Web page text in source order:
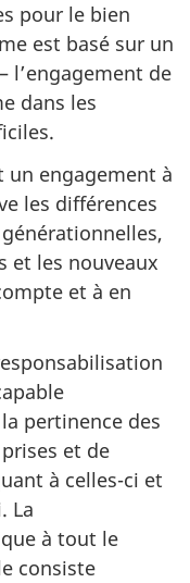
pour le bien
est basé sur un
l’engagement de
dans les
un engagement à
les différences
et les nouveaux
et à en
pertinence des
et de
à celles-ci et
La
à tout le
consiste